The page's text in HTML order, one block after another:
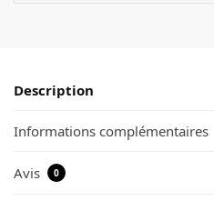
Description
Informations complémentaires
Avis 0